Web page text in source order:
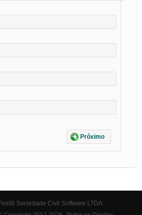
Próximo
Sociedade Civil Software LTDA